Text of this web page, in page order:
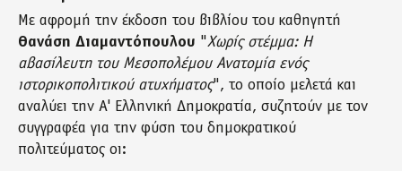
Με αφρομή την έκδοση του βιβλίου του καθηγητή
Θανάση Διαμαντόπουλου "Χωρίς στέμμα: Η
αβασίλευτη του Μεσοπολέμου Ανατομία ενός
ιστορικοπολιτικού ατυχήματος", το οποίο μελετά και
αναλύει την Α' Ελληνική Δημοκρατία, συζητούν με τον
συγγραφέα για την φύση του δημοκρατικού
πολιτεύματος οι: